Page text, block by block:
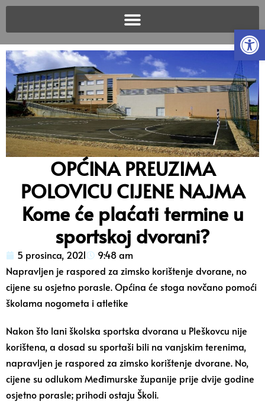
OPĆINA PREUZIMA
POLOVICU CIJENE NAJMA
Kome će plaćati termine u
sportskoj dvorani?
5 prosinca, 2021
9:48 am
Napravljen je raspored za zimsko korištenje dvorane, no
cijene su osjetno porasle. Općina će stoga novčano pomoći
školama nogometa i atletike
Nakon što lani školska sportska dvorana u Pleškovcu nije
korištena, a dosad su sportaši bili na vanjskim terenima,
napravljen je raspored za zimsko korištenje dvorane. No,
cijene su odlukom Međimurske županije prije dvije godine
osjetno porasle; prihodi ostaju Školi.